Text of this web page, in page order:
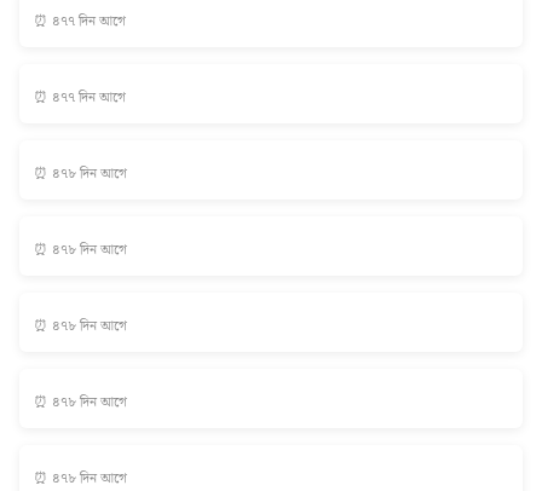
⏰ ৪৭৭ দিন আগে
⏰ ৪৭৭ দিন আগে
⏰ ৪৭৮ দিন আগে
⏰ ৪৭৮ দিন আগে
⏰ ৪৭৮ দিন আগে
⏰ ৪৭৮ দিন আগে
⏰ ৪৭৮ দিন আগে